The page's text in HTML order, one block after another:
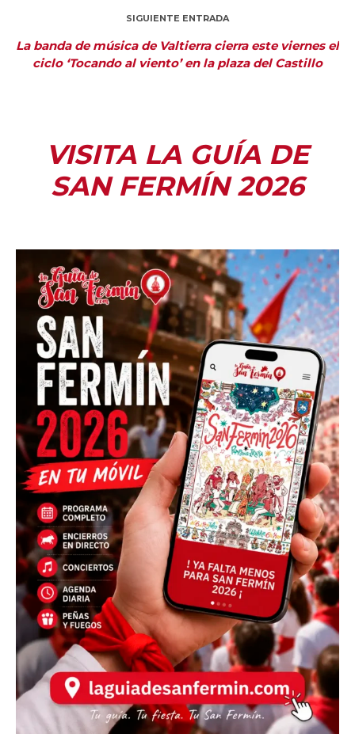
SIGUIENTE ENTRADA
La banda de música de Valtierra cierra este viernes el
ciclo ‘Tocando al viento’ en la plaza del Castillo
VISITA LA GUÍA DE
SAN FERMÍN 2026